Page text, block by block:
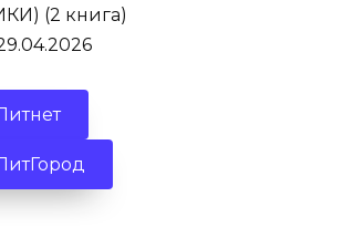
(2 книга)